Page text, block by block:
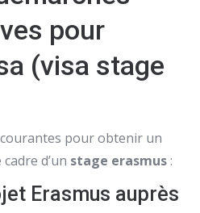
pour
(visa stage
pour obtenir un
d’un stage erasmus:
Erasmus auprès